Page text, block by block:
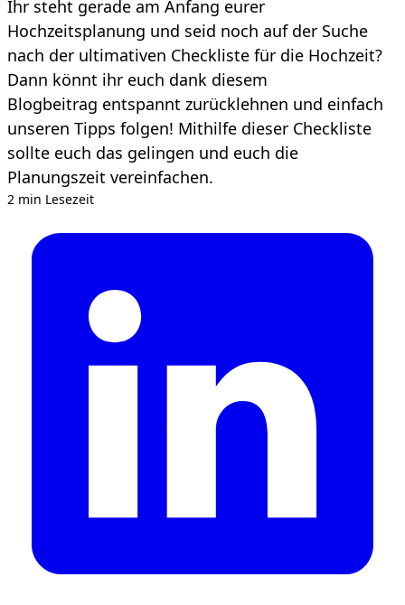
Ihr steht gerade am Anfang eurer
Hochzeitsplanung und seid noch auf der Suche
nach der ultimativen Checkliste für die Hochzeit?
Dann könnt ihr euch dank diesem
Blogbeitrag entspannt zurücklehnen und einfach
unseren Tipps folgen! Mithilfe dieser Checkliste
sollte euch das gelingen und euch die
Planungszeit vereinfachen.
2 min Lesezeit